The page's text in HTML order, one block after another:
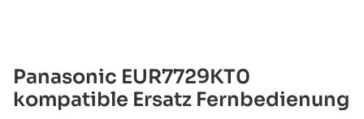
Panasonic EUR7729KT0
kompatible Ersatz Fernbedienung